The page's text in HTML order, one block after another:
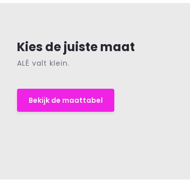
Kies de juiste maat
ALÉ valt klein.
Bekijk de maattabel